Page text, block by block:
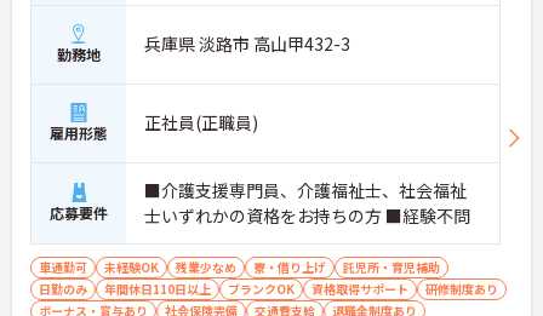
勤務地 兵庫県 淡路市 高山甲432-3
雇用形態 正社員(正職員)
応募要件
■介護支援専門員、介護福祉士、社会福祉
士いずれかの資格をお持ちの方 ■経験不問
車通勤可 未経験OK 残業少なめ 寮・借り上げ
託児所・育児補助
日勤のみ
年間休日110日以上 ブランクOK 資格取得サポート
研修制度あり
ボーナス・賞与あり
社会保険完備 交通費支給 退職金制度あり